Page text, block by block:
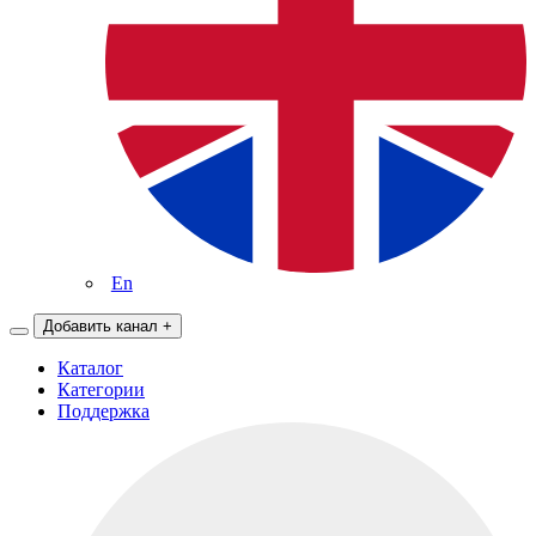
En
Добавить канал +
Каталог
Категории
Поддержка